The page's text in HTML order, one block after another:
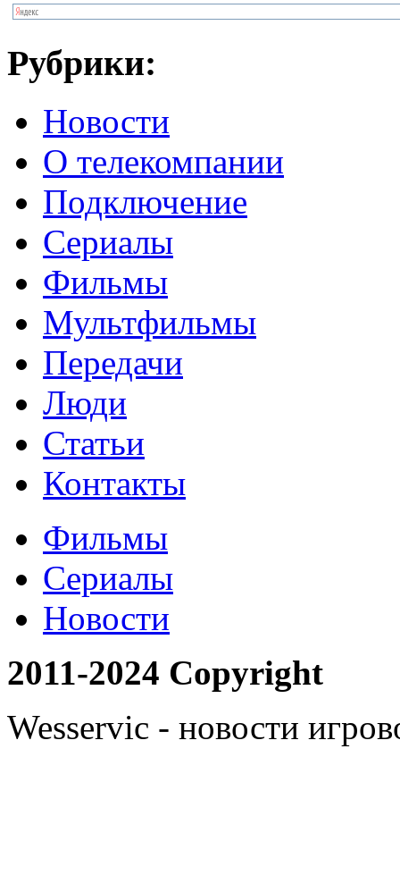
Рубрики:
Новости
О телекомпании
Подключение
Сериалы
Фильмы
Мультфильмы
Передачи
Люди
Статьи
Контакты
Фильмы
Сериалы
Новости
2011-2024 Copyright
Wesservic - новости